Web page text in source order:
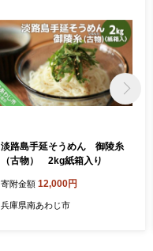
淡路島手延そうめん 御陵糸
（古物） 2kg紙箱入り
寄附金額 12,000円
兵庫県南あわじ市